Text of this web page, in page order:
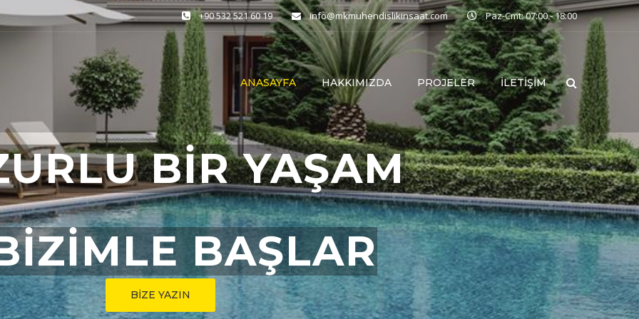
+90 532 521 60 19 info@mkmuhendislikinsaat.com Paz-Cmt: 07:00 - 18:00
ANASAYFA HAKKIMIZDA PROJELER İLETIŞIM
BAŞLAR
BİZE YAZIN
BİR YAŞAM